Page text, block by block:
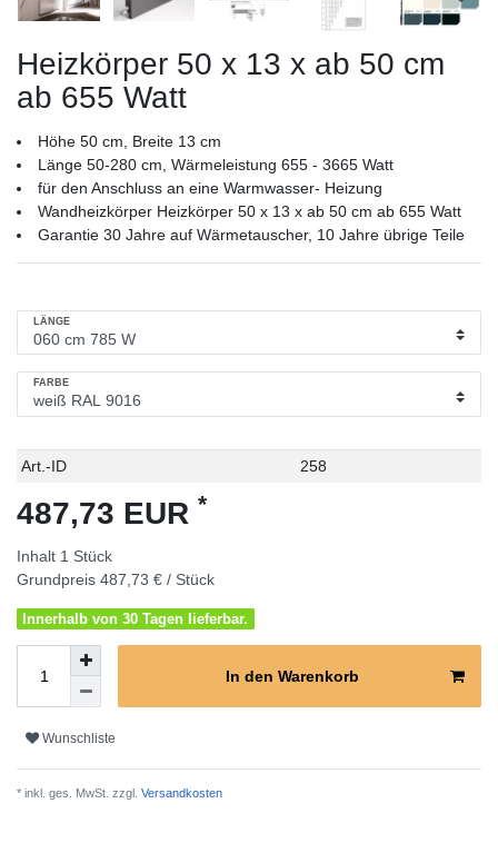
Heizkörper 50 x 13 x ab 50 cm
ab 655 Watt
Höhe 50 cm, Breite 13 cm
Länge 50-280 cm, Wärmeleistung 655 - 3665 Watt
für den Anschluss an eine Warmwasser- Heizung
Wandheizkörper Heizkörper 50 x 13 x ab 50 cm ab 655 Watt
Garantie 30 Jahre auf Wärmetauscher, 10 Jahre übrige Teile
LÄNGE
FARBE
Technisches
Wert
Art.-ID 258
487,73 EUR *
Inhalt 1 Stück
Grundpreis 487,73 € / Stück
Innerhalb von 30 Tagen lieferbar.
In den Warenkorb
Wunschliste
* inkl. ges. MwSt. zzgl. Versandkosten